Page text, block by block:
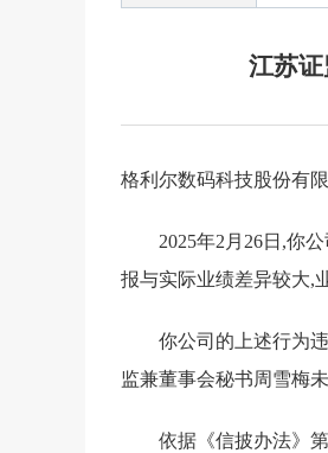
江苏
格利尔数码科技股份有
2025年2月26日,你
报与实际业绩差异较大,
你公司的上述行为
监兼董事会秘书周雪梅
依据《信披办法》